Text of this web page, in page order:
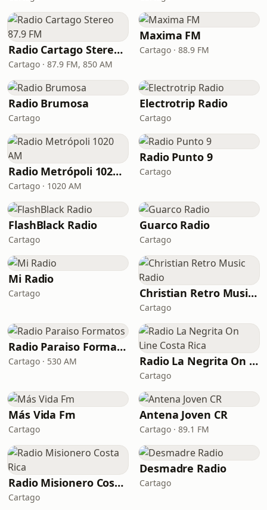
Radio Cartago Stereo 87.9 FM
Cartago · 87.9 FM, 850 AM
Maxima FM
Cartago · 88.9 FM
Radio Brumosa
Cartago
Electrotrip Radio
Cartago
Radio Metrópoli 1020 AM
Cartago · 1020 AM
Radio Punto 9
Cartago
FlashBlack Radio
Cartago
Guarco Radio
Cartago
Mi Radio
Cartago Christian Retro Music Radio
Cartago
Radio Paraiso Formatos
Cartago · 530 AM Radio La Negrita On Line Costa Rica
Cartago
Más Vida Fm
Cartago
Antena Joven CR
Cartago · 89.1 FM
Radio Misionero Costa Rica
Cartago
Desmadre Radio
Cartago